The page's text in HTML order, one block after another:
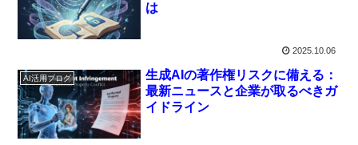
は
2025.10.06
AI活用ブログ
生成AIの著作権リスクに備える：
最新ニュースと企業が取るべきガ
イドライン